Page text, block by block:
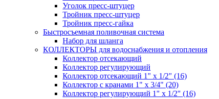
Уголок пресс-штуцер
Тройник пресс-штуцер
Тройник пресс-гайка
Быстросъемная поливочная система
Набор для шланга
КОЛЛЕКТОРЫ для водоснабжения и отопления
Коллектор отсекающий
Коллектор регулирующий
Коллектор отсекающий 1" х 1/2" (16)
Коллектор с кранами 1" х 3/4" (20)
Коллектор регулирующий 1" х 1/2" (16)